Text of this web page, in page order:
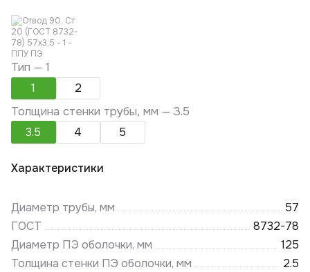
Тип —1
1
2
Толщина стенки трубы, мм —3.5
3.5
4 5
Характеристики
Диаметр трубы, мм
57
ГОСТ
8732-78
Диаметр ПЭ оболочки, мм
125
Толщина стенки ПЭ оболочки, мм
2.5